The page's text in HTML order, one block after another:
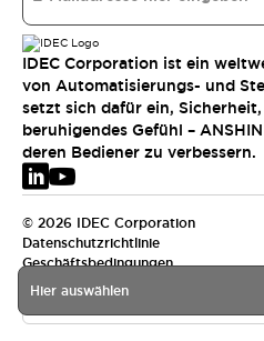
Hier auswählen
IDEC Corporation ist ein
von Automatisierungs- und
setzt sich dafür ein,
beruhigendes Gefühl –
deren Bediener zu verbessern.
© 2026 IDEC Corporation
Datenschutzrichtlinie
Geschäftsbedingungen
EMEA